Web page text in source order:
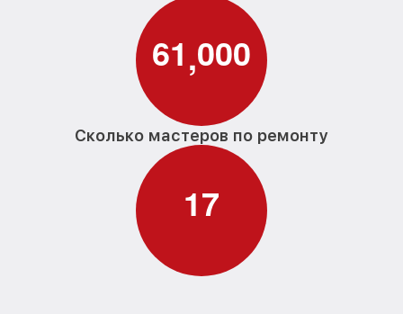
61,000
Сколько мастеров по ремонту
17